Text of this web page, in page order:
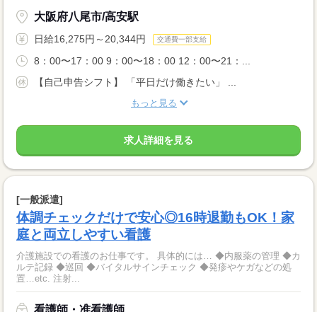
大阪府八尾市/高安駅
日給16,275円～20,344円 交通費一部支給
8：00〜17：00 9：00〜18：00 12：00〜21：...
【自己申告シフト】 「平日だけ働きたい」 ...
もっと見る
求人詳細を見る
[一般派遣]
体調チェックだけで安心◎16時退勤もOK！家
庭と両立しやすい看護
介護施設での看護のお仕事です。 具体的には… ◆内服薬の管理 ◆カ
ルテ記録 ◆巡回 ◆バイタルサインチェック ◆発疹やケガなどの処
置…etc. 注射...